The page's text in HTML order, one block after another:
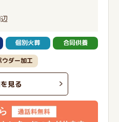
個別火葬 合同供養
ウダー加工
見る